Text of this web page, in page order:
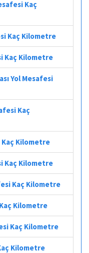
Kaç
Kaç Kilometre
Kaç Kilometre
Yol Mesafesi
Kaç
Kaç Kilometre
Kaç Kilometre
Kaç Kilometre
Kilometre
Kaç Kilometre
Kilometre